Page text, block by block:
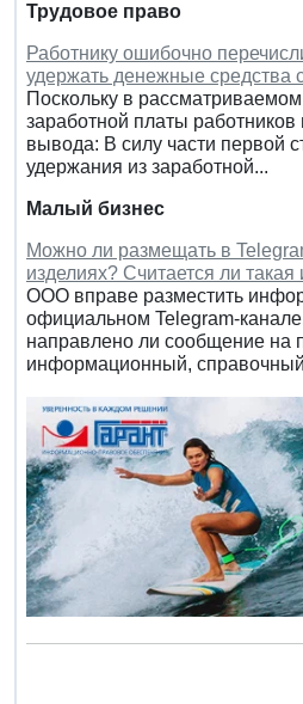
Трудовое право
Работнику ошибочно
удержать денежные средства
Поскольку в
заработной платы
вывода: В силу части первой
удержания из заработной...
Малый бизнес
Можно ли размещать в
изделиях? Считается ли
ООО вправе разместить
официальном Telegram-
направлено ли сообщение на
информационный, справочный